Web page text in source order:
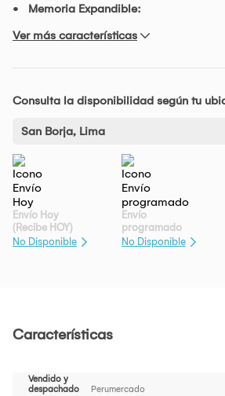
Memoria Expandible:
Ver más características
Consulta la disponibilidad según tu
San Borja, Lima
Envío Hoy
(Recibe HOY)
No Disponible
Envío
programado
No Disponible
Características
Vendido y
despachado
Perumercado